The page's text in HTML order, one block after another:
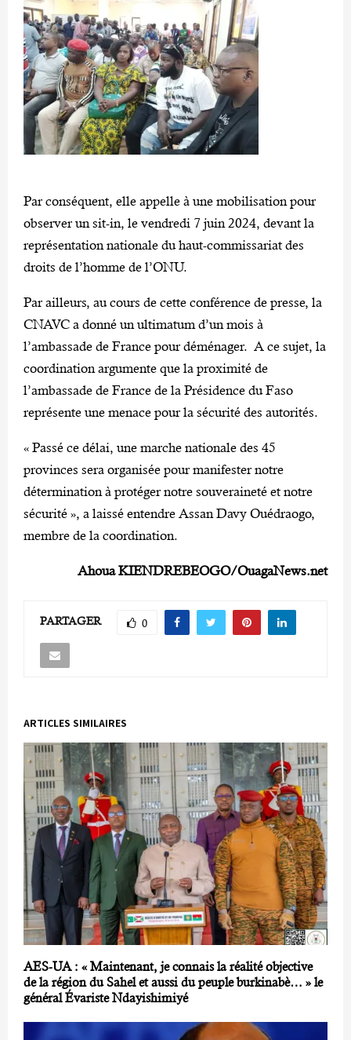
Par conséquent, elle appelle à une mobilisation pour
observer un sit-in, le vendredi 7 juin 2024, devant la
représentation nationale du haut-commissariat des
droits de l’homme de l’ONU.
Par ailleurs, au cours de cette conférence de presse, la
CNAVC a donné un ultimatum d’un mois à
l’ambassade de France pour déménager. A ce sujet, la
coordination argumente que la proximité de
l’ambassade de France de la Présidence du Faso
représente une menace pour la sécurité des autorités.
« Passé ce délai, une marche nationale des 45
provinces sera organisée pour manifester notre
détermination à protéger notre souveraineté et notre
sécurité », a laissé entendre Assan Davy Ouédraogo,
membre de la coordination.
Ahoua KIENDREBEOGO/OuagaNews.net
PARTAGER 0
ARTICLES SIMILAIRES
AES-UA : « Maintenant, je connais la réalité objective
de la région du Sahel et aussi du peuple burkinabè… » le
général Évariste Ndayishimiyé